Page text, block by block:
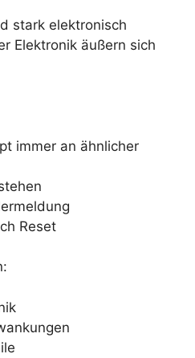
stark elektronisch
Elektronik äußern sich
immer an ähnlicher
Reset